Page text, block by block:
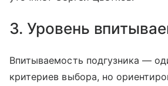
3. Уровень
Впитываемость подгузника —
критериев выбора, но